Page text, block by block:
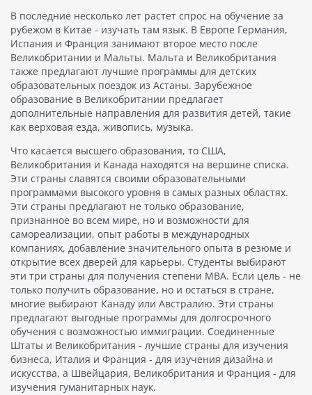
В последние несколько лет растет спрос на обучение за
рубежом в Китае - изучать там язык. В Европе Германия,
Испания и Франция занимают второе место после
Великобритании и Мальты. Мальта и Великобритания
также предлагают лучшие программы для детских
образовательных поездок из Астаны. Зарубежное
образование в Великобритании предлагает
дополнительные направления для развития детей, такие
как верховая езда, живопись, музыка.
Что касается высшего образования, то США,
Великобритания и Канада находятся на вершине списка.
Эти страны славятся своими образовательными
программами высокого уровня в самых разных областях.
Эти страны предлагают не только образование,
признанное во всем мире, но и возможности для
самореализации, опыт работы в международных
компаниях, добавление значительного опыта в резюме и
открытие всех дверей для карьеры. Студенты выбирают
эти три страны для получения степени MBA. Если цель - не
только получить образование, но и остаться в стране,
многие выбирают Канаду или Австралию. Эти страны
предлагают выгодные программы для долгосрочного
обучения с возможностью иммиграции. Соединенные
Штаты и Великобритания - лучшие страны для изучения
бизнеса, Италия и Франция - для изучения дизайна и
искусства, а Швейцария, Великобритания и Франция - для
изучения гуманитарных наук.